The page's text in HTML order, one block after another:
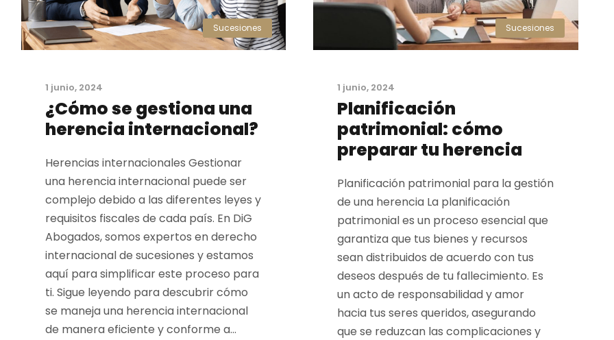
Sucesiones
1 junio, 2024
¿Cómo se gestiona una
herencia internacional?
Herencias internacionales Gestionar
una herencia internacional puede ser
complejo debido a las diferentes leyes y
requisitos fiscales de cada país. En DiG
Abogados, somos expertos en derecho
internacional de sucesiones y estamos
aquí para simplificar este proceso para
ti. Sigue leyendo para descubrir cómo
se maneja una herencia internacional
de manera eficiente y conforme a...
Sucesiones
1 junio, 2024
Planificación
patrimonial: cómo
preparar tu herencia
Planificación patrimonial para la gestión
de una herencia La planificación
patrimonial es un proceso esencial que
garantiza que tus bienes y recursos
sean distribuidos de acuerdo con tus
deseos después de tu fallecimiento. Es
un acto de responsabilidad y amor
hacia tus seres queridos, asegurando
que se reduzcan las complicaciones y